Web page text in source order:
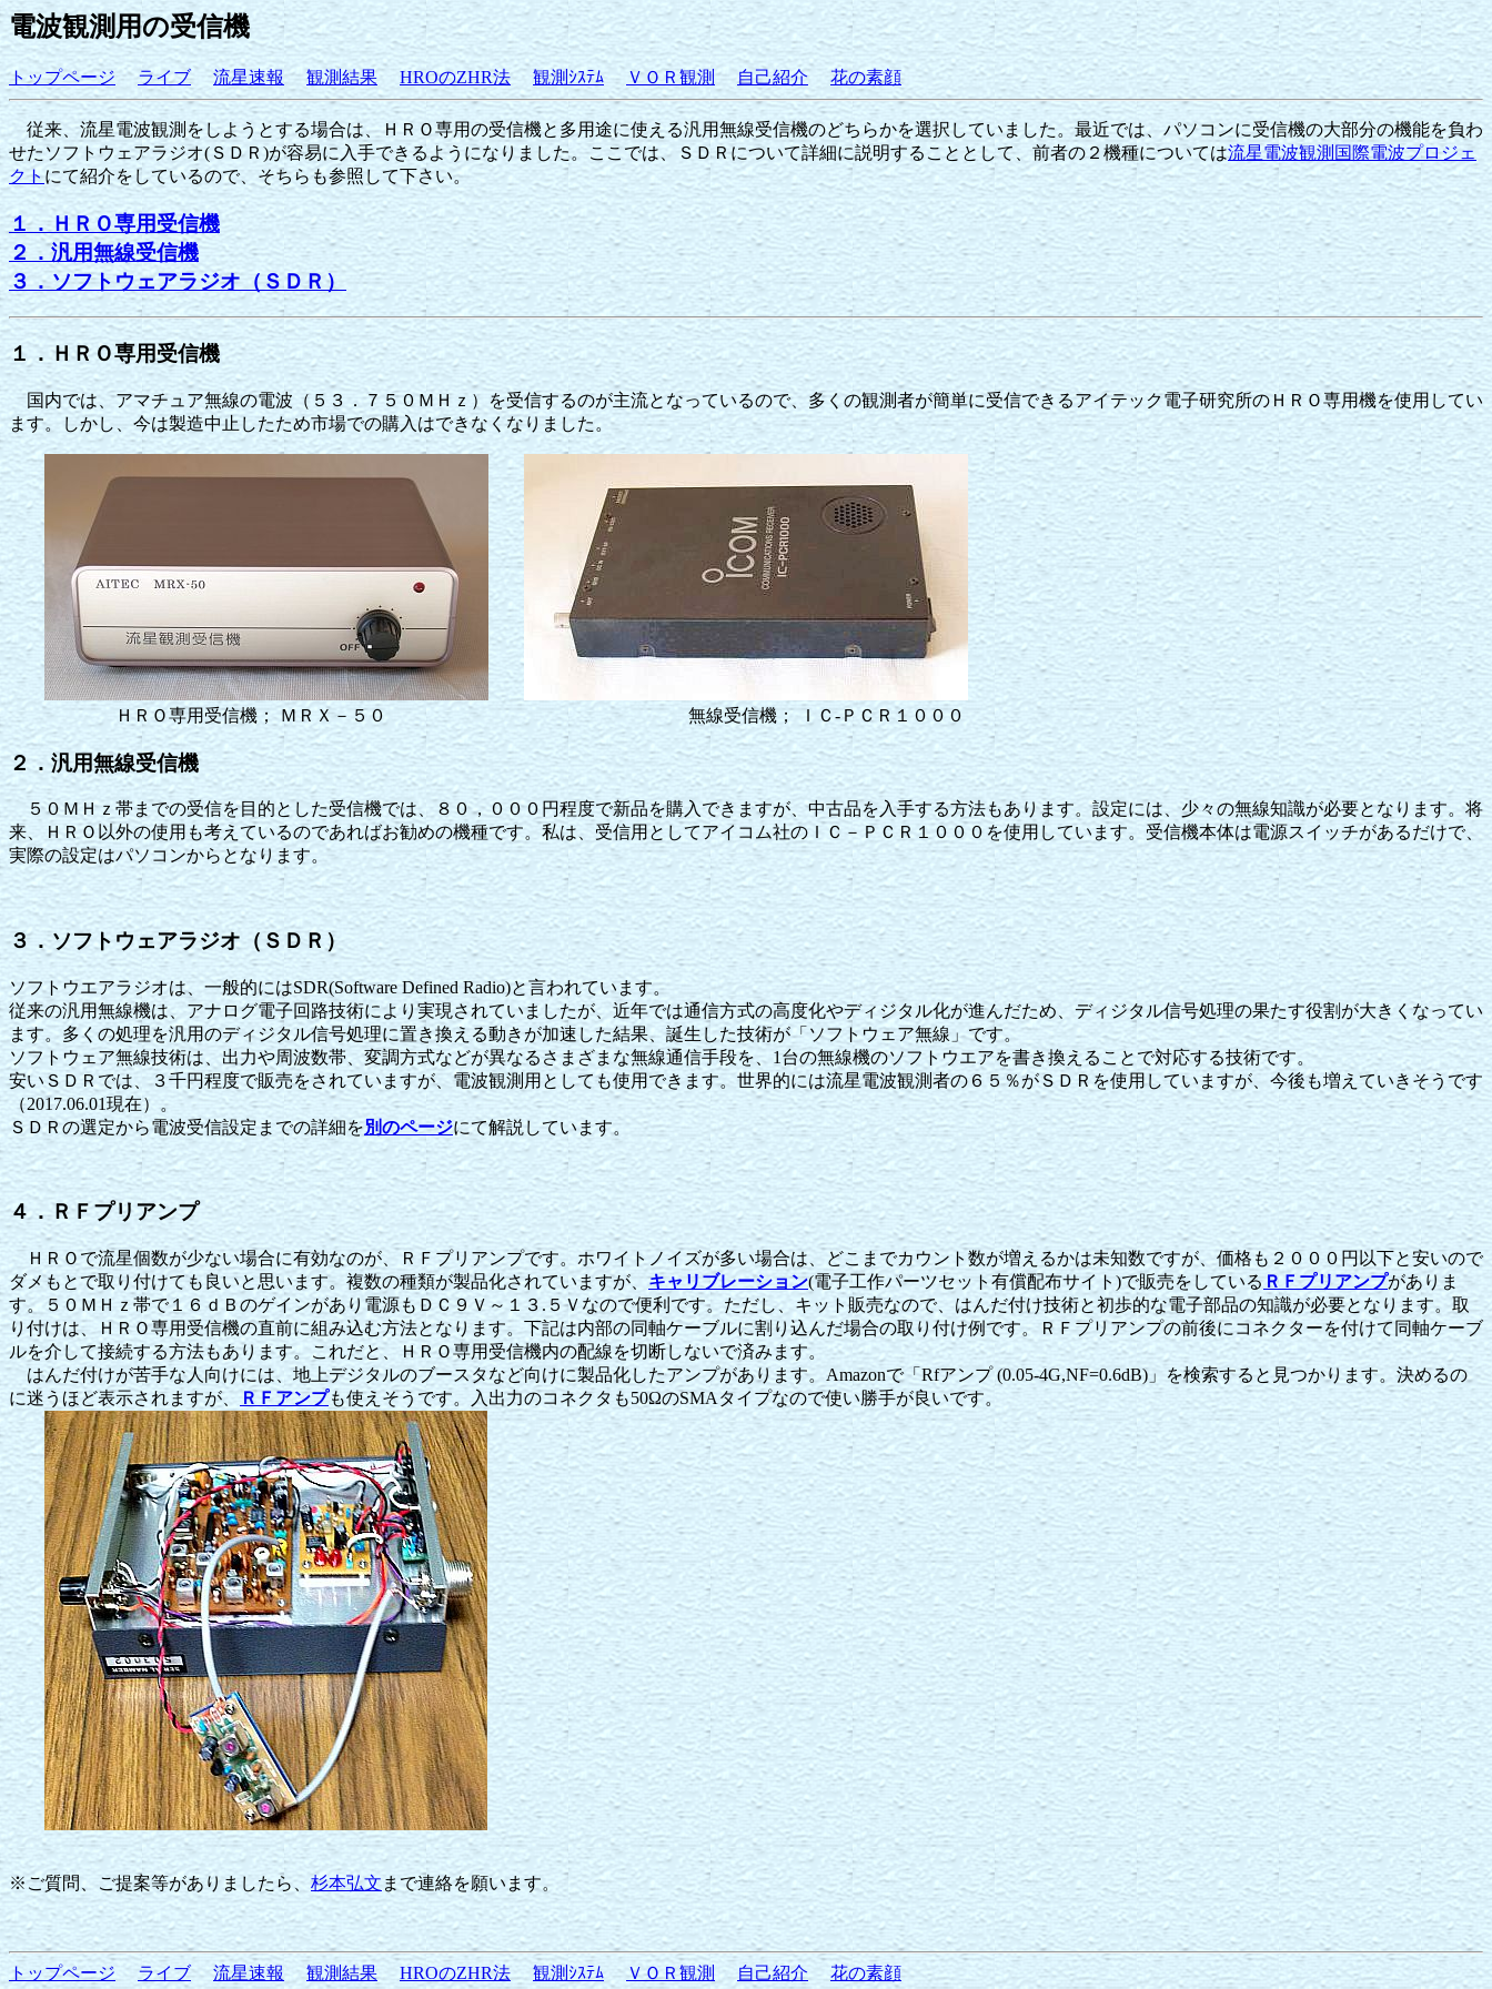
電波観測用の受信機
トップページ ライブ 流星速報 観測結果 HROのZHR法 観測ｼｽﾃﾑ ＶＯＲ観測 自己紹介 花の素顔
従来、流星電波観測をしようとする場合は、ＨＲＯ専用の受信機と多用途に使える汎用無線受信機のどちらかを選択していました。最近では、パソコンに受信機の大部分の機能を負わ
せたソフトウェアラジオ(ＳＤＲ)が容易に入手できるようになりました。ここでは、ＳＤＲについて詳細に説明することとして、前者の２機種については流星電波観測国際電波プロジェ
クトにて紹介をしているので、そちらも参照して下さい。
１．ＨＲＯ専用受信機
２．汎用無線受信機
３．ソフトウェアラジオ（ＳＤＲ）
１．ＨＲＯ専用受信機
国内では、アマチュア無線の電波（５３．７５０ＭＨｚ）を受信するのが主流となっているので、多くの観測者が簡単に受信できるアイテック電子研究所のＨＲＯ専用機を使用してい
ます。しかし、今は製造中止したため市場での購入はできなくなりました。
ＨＲＯ専用受信機； ＭＲＸ－５０ 無線受信機； ＩＣ-ＰＣＲ１０００
２．汎用無線受信機
５０ＭＨｚ帯までの受信を目的とした受信機では、８０，０００円程度で新品を購入できますが、中古品を入手する方法もあります。設定には、少々の無線知識が必要となります。将
来、ＨＲＯ以外の使用も考えているのであればお勧めの機種です。私は、受信用としてアイコム社のＩＣ－ＰＣＲ１０００を使用しています。受信機本体は電源スイッチがあるだけで、
実際の設定はパソコンからとなります。
３．ソフトウェアラジオ（ＳＤＲ）
ソフトウエアラジオは、一般的にはSDR(Software Defined Radio)と言われています。
従来の汎用無線機は、アナログ電子回路技術により実現されていましたが、近年では通信方式の高度化やディジタル化が進んだため、ディジタル信号処理の果たす役割が大きくなってい
ます。多くの処理を汎用のディジタル信号処理に置き換える動きが加速した結果、誕生した技術が「ソフトウェア無線」です。
ソフトウェア無線技術は、出力や周波数帯、変調方式などが異なるさまざまな無線通信手段を、1台の無線機のソフトウエアを書き換えることで対応する技術です。
安いＳＤＲでは、３千円程度で販売をされていますが、電波観測用としても使用できます。世界的には流星電波観測者の６５％がＳＤＲを使用していますが、今後も増えていきそうです
（2017.06.01現在）。
ＳＤＲの選定から電波受信設定までの詳細を別のページにて解説しています。
４．ＲＦプリアンプ
ＨＲＯで流星個数が少ない場合に有効なのが、ＲＦプリアンプです。ホワイトノイズが多い場合は、どこまでカウント数が増えるかは未知数ですが、価格も２０００円以下と安いので
ダメもとで取り付けても良いと思います。複数の種類が製品化されていますが、キャリブレーション(電子工作パーツセット有償配布サイト)で販売をしている ＲＦプリアンプがありま
す。５０ＭＨｚ帯で１６ｄＢのゲインがあり電源もＤＣ９Ｖ～１３.５Ｖなので便利です。ただし、キット販売なので、はんだ付け技術と初歩的な電子部品の知識が必要となります。取
り付けは、ＨＲＯ専用受信機の直前に組み込む方法となります。下記は内部の同軸ケーブルに割り込んだ場合の取り付け例です。ＲＦプリアンプの前後にコネクターを付けて同軸ケーブ
ルを介して接続する方法もあります。これだと、ＨＲＯ専用受信機内の配線を切断しないで済みます。
はんだ付けが苦手な人向けには、地上デジタルのブースタなど向けに製品化したアンプがあります。Amazonで「Rfアンプ (0.05-4G,NF=0.6dB)」を検索すると見つかります。決めるの
に迷うほど表示されますが、 ＲＦアンプも使えそうです。入出力のコネクタも50ΩのSMAタイプなので使い勝手が良いです。
※ご質問、ご提案等がありましたら、 杉本弘文 まで連絡を願います。
トップページ ライブ 流星速報 観測結果 HROのZHR法 観測ｼｽﾃﾑ ＶＯＲ観測 自己紹介 花の素顔